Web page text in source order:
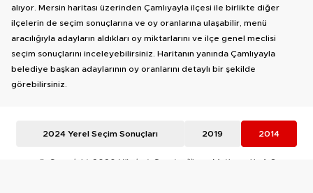
alıyor. Mersin haritası üzerinden Çamlıyayla ilçesi ile birlikte diğer
ilçelerin de seçim sonuçlarına ve oy oranlarına ulaşabilir, menü
aracılığıyla adayların aldıkları oy miktarlarını ve ilçe genel meclisi
seçim sonuçlarını inceleyebilirsiniz. Haritanın yanında Çamlıyayla
belediye başkan adaylarının oy oranlarını detaylı bir şekilde
görebilirsiniz.
© Copyright 2026 Hürriyet Gazetecilik ve Matbaacılık A.Ş
2024 Yerel Seçim Sonuçları 2019 2014